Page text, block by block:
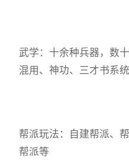
武学：十余种兵器，数
混用、神功、三才书系
帮派玩法：自建帮派、
帮派等